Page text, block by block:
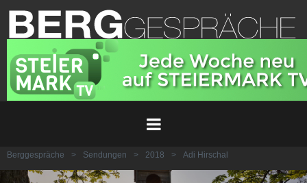
Berggespräche > Sendungen > 2018 > Adi Hirschal